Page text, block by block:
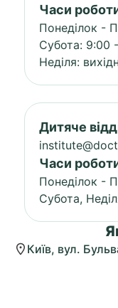
Часи
Понеділок -
Субота: 9:00
Неділя:
Дитяче
Часи
Понеділок -
Субота,
Київ, вул.